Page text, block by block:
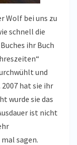
Wolf bei uns zu
schnell die
ihr Buch
und
hat sie ihr
wurde sie das
ist nicht
sagen.